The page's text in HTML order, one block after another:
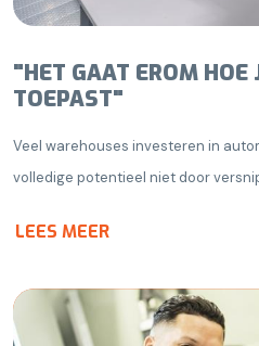
"HET GAAT EROM HOE
TOEPAST"
Veel warehouses investeren in
volledige potentieel niet door
LEES MEER